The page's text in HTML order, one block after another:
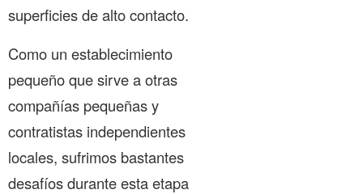
superficies de alto contacto.
Como un establecimiento
pequeño que sirve a otras
compañías pequeñas y
contratistas independientes
locales, sufrimos bastantes
desafíos durante esta etapa